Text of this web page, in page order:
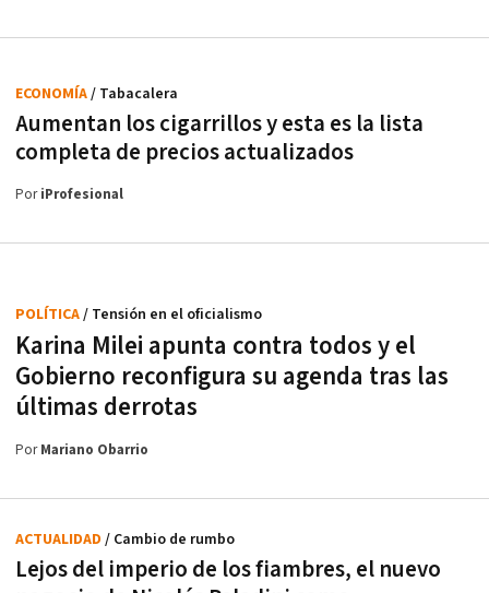
Aumentan los cigarrillos y esta es la lista
completa de precios actualizados
ECONOMÍA/ Tabacalera
PoriProfesional
Karina Milei apunta contra todos y el
Gobierno reconfigura su agenda tras las
últimas derrotas
POLÍTICA/ Tensión en el oficialismo
PorMariano Obarrio
Lejos del imperio de los fiambres, el nuevo
ACTUALIDAD / Cambio de rumbo